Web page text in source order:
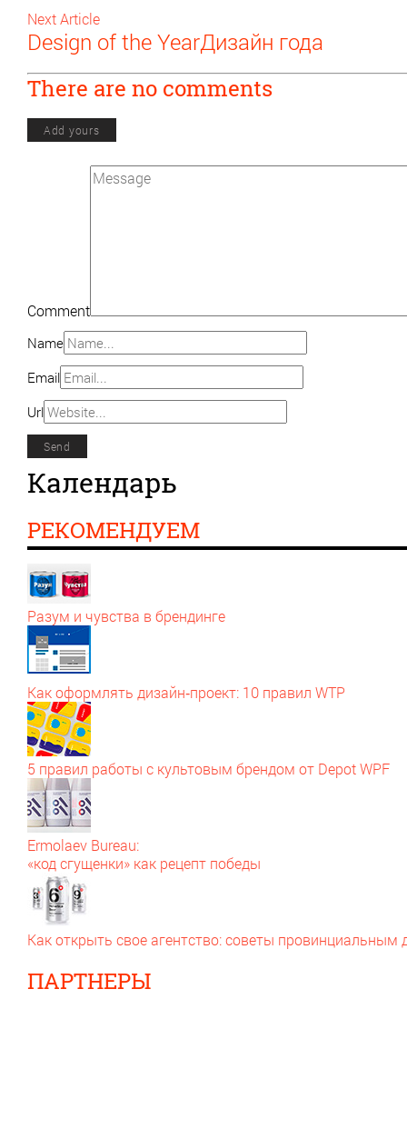
Next Article
Design of the YearДизайн года
There are no comments
Add yours
Comment
Name
Email
Url
Календарь
РЕКОМЕНДУЕМ
Разум и чувства в брендинге
Как оформлять дизайн‑проект: 10 правил WTP
5 правил работы с культовым брендом от Depot WPF
Ermolaev Bureau:
«код сгущенки» как рецепт победы
Как открыть свое агентство: советы провинциальным
ПАРТНЕРЫ